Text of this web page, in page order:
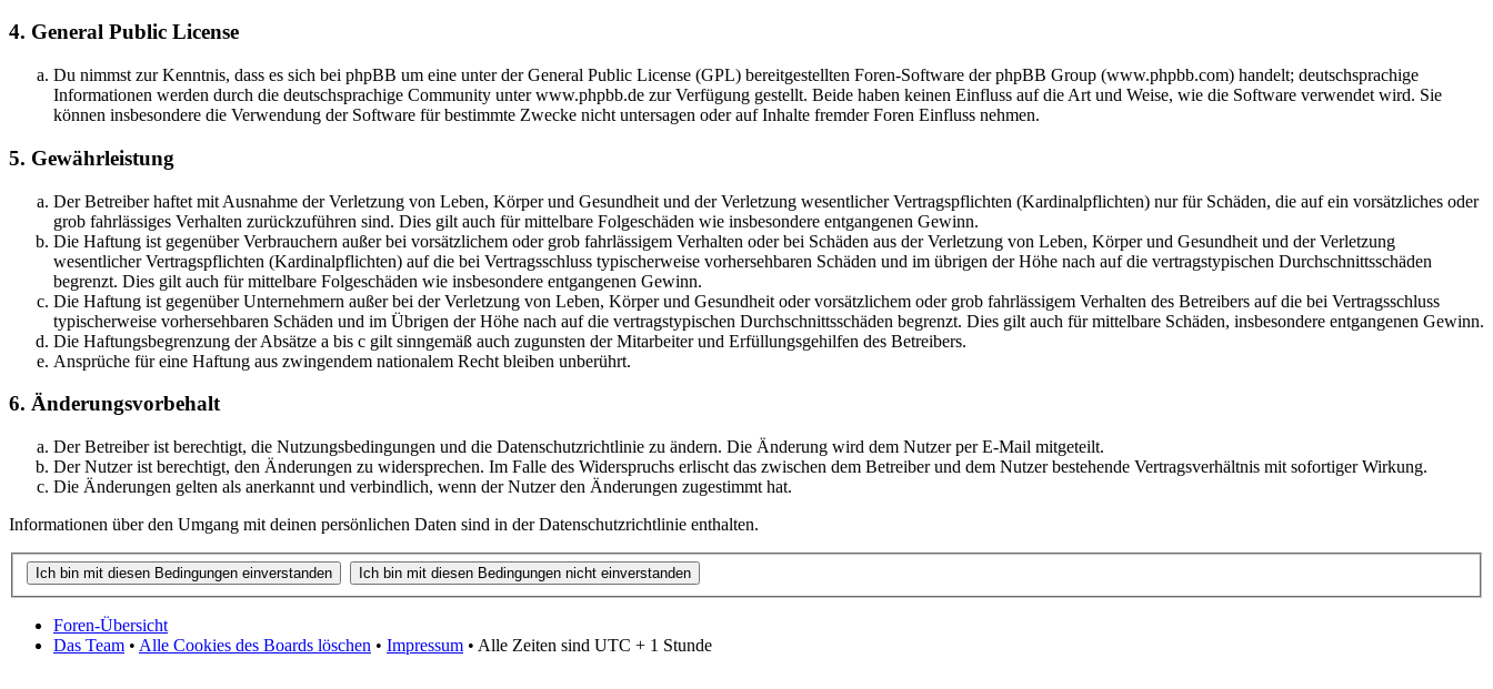
4. General Public License
Du nimmst zur Kenntnis, dass es sich bei phpBB um eine unter der General Public License (GPL) bereitgestellten Foren-Software der phpBB Group (www.phpbb.com) handelt; deutschsprachige
Informationen werden durch die deutschsprachige Community unter www.phpbb.de zur Verfügung gestellt. Beide haben keinen Einfluss auf die Art und Weise, wie die Software verwendet wird. Sie
können insbesondere die Verwendung der Software für bestimmte Zwecke nicht untersagen oder auf Inhalte fremder Foren Einfluss nehmen.
5. Gewährleistung
Der Betreiber haftet mit Ausnahme der Verletzung von Leben, Körper und Gesundheit und der Verletzung wesentlicher Vertragspflichten (Kardinalpflichten) nur für Schäden, die auf ein vorsätzliches oder
grob fahrlässiges Verhalten zurückzuführen sind. Dies gilt auch für mittelbare Folgeschäden wie insbesondere entgangenen Gewinn.
Die Haftung ist gegenüber Verbrauchern außer bei vorsätzlichem oder grob fahrlässigem Verhalten oder bei Schäden aus der Verletzung von Leben, Körper und Gesundheit und der Verletzung
wesentlicher Vertragspflichten (Kardinalpflichten) auf die bei Vertragsschluss typischerweise vorhersehbaren Schäden und im übrigen der Höhe nach auf die vertragstypischen Durchschnittsschäden
begrenzt. Dies gilt auch für mittelbare Folgeschäden wie insbesondere entgangenen Gewinn.
Die Haftung ist gegenüber Unternehmern außer bei der Verletzung von Leben, Körper und Gesundheit oder vorsätzlichem oder grob fahrlässigem Verhalten des Betreibers auf die bei Vertragsschluss
typischerweise vorhersehbaren Schäden und im Übrigen der Höhe nach auf die vertragstypischen Durchschnittsschäden begrenzt. Dies gilt auch für mittelbare Schäden, insbesondere entgangenen Gewinn.
Die Haftungsbegrenzung der Absätze a bis c gilt sinngemäß auch zugunsten der Mitarbeiter und Erfüllungsgehilfen des Betreibers.
Ansprüche für eine Haftung aus zwingendem nationalem Recht bleiben unberührt.
6. Änderungsvorbehalt
Der Betreiber ist berechtigt, die Nutzungsbedingungen und die Datenschutzrichtlinie zu ändern. Die Änderung wird dem Nutzer per E-Mail mitgeteilt.
Der Nutzer ist berechtigt, den Änderungen zu widersprechen. Im Falle des Widerspruchs erlischt das zwischen dem Betreiber und dem Nutzer bestehende Vertragsverhältnis mit sofortiger Wirkung.
Die Änderungen gelten als anerkannt und verbindlich, wenn der Nutzer den Änderungen zugestimmt hat.
Informationen über den Umgang mit deinen persönlichen Daten sind in der Datenschutzrichtlinie enthalten.
Foren-Übersicht
Das Team • Alle Cookies des Boards löschen • Impressum • Alle Zeiten sind UTC + 1 Stunde